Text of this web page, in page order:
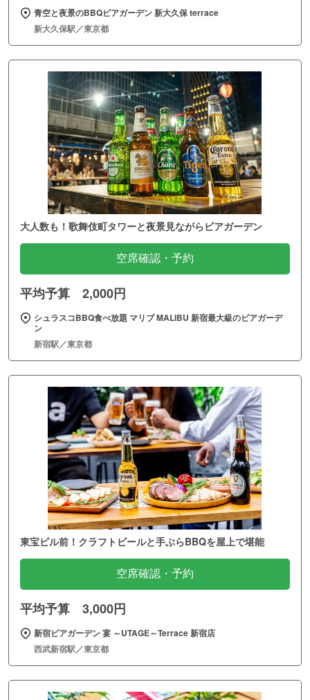
青空と夜景のBBQビアガーデン 新大久保 terrace
新大久保駅／東京都
大人数も！歌舞伎町タワーと夜景見ながらビアガーデン
空席確認・予約
平均予算 2,000円
シュラスコBBQ食べ放題 マリブ MALIBU 新宿最大級のビアガーデ
ン
新宿駅／東京都
東宝ビル前！クラフトビールと手ぶらBBQを屋上で堪能
空席確認・予約
平均予算 3,000円
新宿ビアガーデン 宴 ～UTAGE～Terrace 新宿店
西武新宿駅／東京都